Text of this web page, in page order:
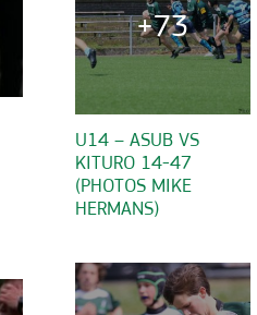
+73
U14 – ASUB VS
KITURO 14-47
(PHOTOS MIKE
HERMANS)